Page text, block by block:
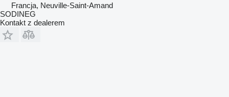
Francja, Neuville-Saint-Amand
SODINEG
Kontakt z dealerem